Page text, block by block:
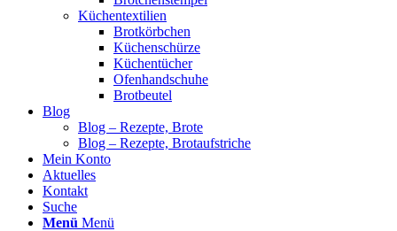
Küchentextilien
Brotkörbchen
Küchenschürze
Küchentücher
Ofenhandschuhe
Brotbeutel
Blog
Blog – Rezepte, Brote
Blog – Rezepte, Brotaufstriche
Mein Konto
Aktuelles
Kontakt
Suche
Menü Menü